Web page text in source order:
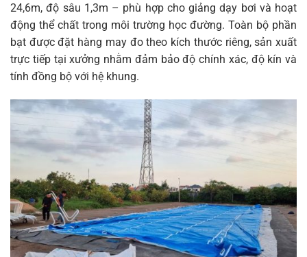
24,6m, độ sâu 1,3m – phù hợp cho giảng dạy bơi và hoạt
động thể chất trong môi trường học đường. Toàn bộ phần
bạt được đặt hàng may đo theo kích thước riêng, sản xuất
trực tiếp tại xưởng nhằm đảm bảo độ chính xác, độ kín và
tính đồng bộ với hệ khung.